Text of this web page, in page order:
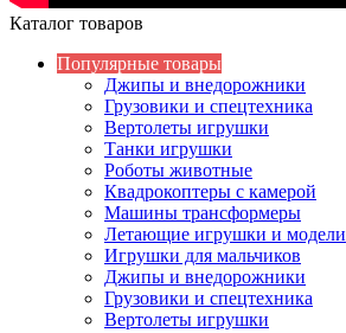
Каталог товаров
Популярные товары
Джипы и внедорожники
Грузовики и спецтехника
Вертолеты игрушки
Танки игрушки
Роботы животные
Квадрокоптеры с камерой
Машины трансформеры
Летающие игрушки и модели
Игрушки для мальчиков
Джипы и внедорожники
Грузовики и спецтехника
Вертолеты игрушки